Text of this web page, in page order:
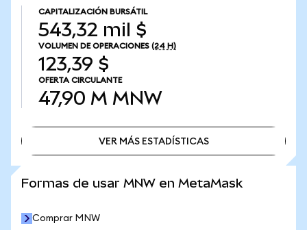
CAPITALIZACIÓN BURSÁTIL
543,32 mil $
VOLUMEN DE OPERACIONES (24 H)
123,39 $
OFERTA CIRCULANTE
47,90 M MNW
VER MÁS ESTADÍSTICAS
Formas de usar MNW en MetaMask
Comprar MNW